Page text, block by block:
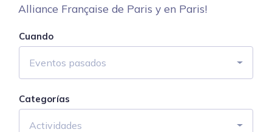
Alliance Française de Paris y en Paris!
Cuando
Eventos pasados
Categorías
Actividades